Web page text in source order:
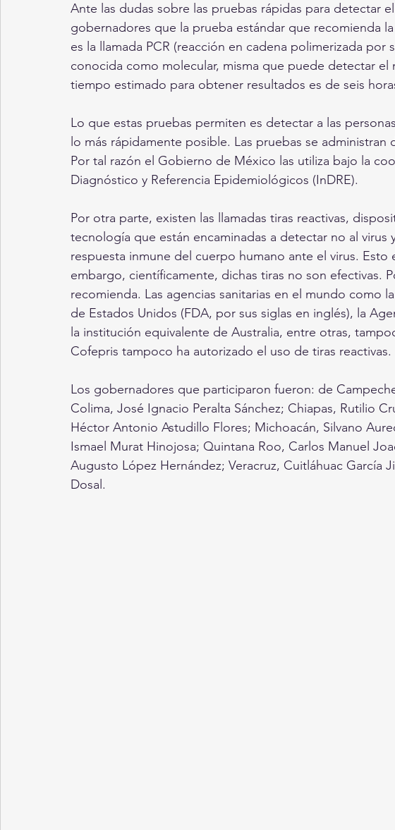
Ante las dudas sobre las pruebas rápidas para detectar
gobernadores que la prueba estándar que recomienda
es la llamada PCR (reacción en cadena polimerizada por
conocida como molecular, misma que puede detectar el
tiempo estimado para obtener resultados es de seis
Lo que estas pruebas permiten es detectar a las
lo más rápidamente posible. Las pruebas se
Por tal razón el Gobierno de México las utiliza bajo la
Diagnóstico y Referencia Epidemiológicos (InDRE).
Por otra parte, existen las llamadas tiras reactivas,
tecnología que están encaminadas a detectar no al virus
respuesta inmune del cuerpo humano ante el virus. Esto
embargo, científicamente, dichas tiras no son efectivas.
recomienda. Las agencias sanitarias en el mundo como
de Estados Unidos (FDA, por sus siglas en inglés), la
la institución equivalente de Australia, entre otras,
Cofepris tampoco ha autorizado el uso de tiras reactivas.
Los gobernadores que participaron fueron: de
Colima, José Ignacio Peralta Sánchez; Chiapas, Rutilio
Héctor Antonio Astudillo Flores; Michoacán, Silvano
Ismael Murat Hinojosa; Quintana Roo, Carlos Manuel
Augusto López Hernández; Veracruz, Cuitláhuac García
Dosal.